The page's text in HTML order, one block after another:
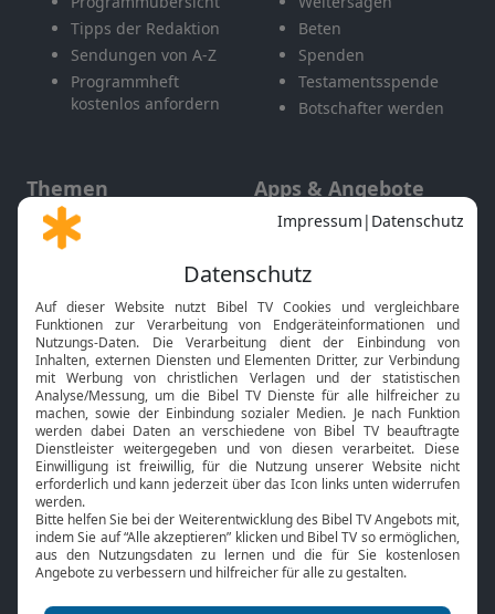
Tipps der Redaktion
Sendungen von A-Z
Programmheft
kostenlos anfordern
Beten
Spenden
Testamentsspende
Botschafter werden
Themen
Gott und Bibel erklärt
Neuigkeiten
Apps & Angebote
Mobile App
Smart TV
HbbTV
Bibelthek Online-Bibel
Nächster Gottesdienst
Bibel TV
Über uns
Jobs
Service
Kontakt
TV-Empfang